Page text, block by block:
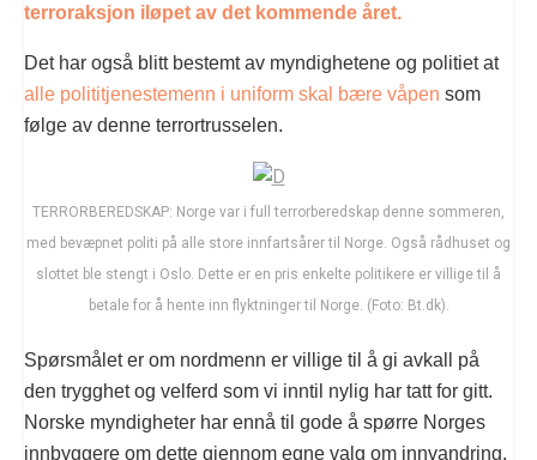
terroraksjon iløpet av det kommende året.
Det har også blitt bestemt av myndighetene og politiet at
alle polititjenestemenn i uniform skal bære våpen som
følge av denne terrortrusselen.
TERRORBEREDSKAP: Norge var i full terrorberedskap denne sommeren,
med bevæpnet politi på alle store innfartsårer til Norge. Også rådhuset og
slottet ble stengt i Oslo. Dette er en pris enkelte politikere er villige til å
betale for å hente inn flyktninger til Norge. (Foto: Bt.dk).
Spørsmålet er om nordmenn er villige til å gi avkall på
den trygghet og velferd som vi inntil nylig har tatt for gitt.
Norske myndigheter har ennå til gode å spørre Norges
innbyggere om dette gjennom egne valg om innvandring,